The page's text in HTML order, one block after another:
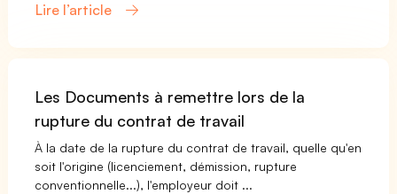
Lire l’article
Les Documents à remettre lors de la
rupture du contrat de travail
À la date de la rupture du contrat de travail, quelle qu'en
soit l'origine (licenciement, démission, rupture
conventionnelle...), l'employeur doit ...